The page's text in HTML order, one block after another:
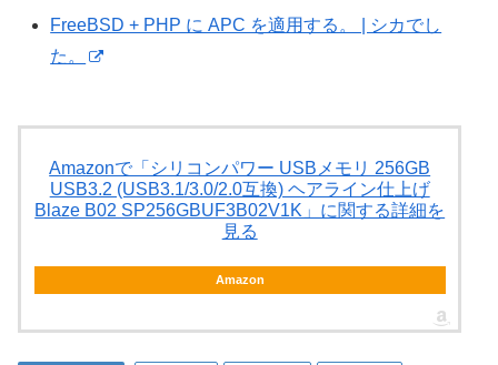
FreeBSD + PHP に APC を適用する。 | シカでし
た。
Amazonで「シリコンパワー USBメモリ 256GB
USB3.2 (USB3.1/3.0/2.0互換) ヘアライン仕上げ
Blaze B02 SP256GBUF3B02V1K」に関する詳細を
見る
Amazon